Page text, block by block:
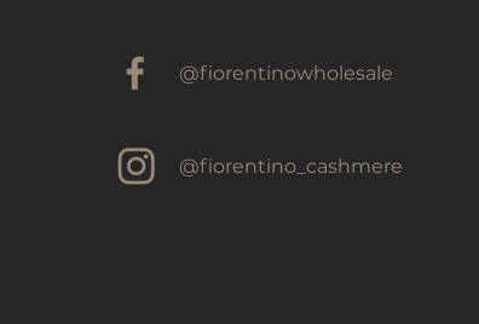
@fiorentinowholesale
@fiorentino_cashmere